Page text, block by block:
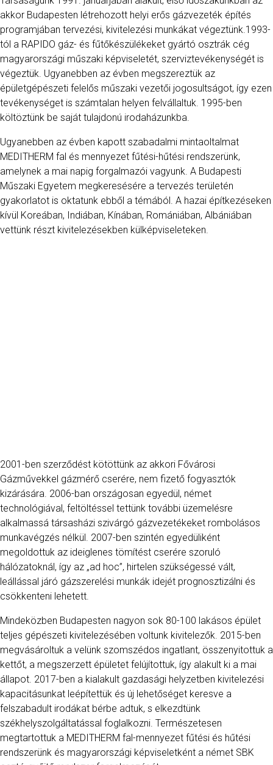
akkor Budapesten létrehozott helyi erős gázvezeték építés
programjában tervezési, kivitelezési munkákat végeztünk.1993-
tól a RAPIDO gáz- és fűtőkészülékeket gyártó osztrák cég
magyarországi műszaki képviseletét, szerviztevékenységét is
végeztük. Ugyanebben az évben megszereztük az
épületgépészeti felelős műszaki vezetői jogosultságot, így ezen
tevékenységet is számtalan helyen felvállaltuk. 1995-ben
költöztünk be saját tulajdonú irodaházunkba.
Ugyanebben az évben kapott szabadalmi mintaoltalmat
MEDITHERM fal és mennyezet fűtési-hűtési rendszerünk,
amelynek a mai napig forgalmazói vagyunk. A Budapesti
Műszaki Egyetem megkeresésére a tervezés területén
gyakorlatot is oktatunk ebből a témából. A hazai építkezéseken
kívül Koreában, Indiában, Kínában, Romániában, Albániában
vettünk részt kivitelezésekben külképviseleteken.
2001-ben szerződést kötöttünk az akkori Fővárosi
Gázművekkel gázmérő cserére, nem fizető fogyasztók
kizárására. 2006-ban országosan egyedül, német
technológiával, feltöltéssel tettünk további üzemelésre
alkalmassá társasházi szivárgó gázvezetékeket rombolásos
munkavégzés nélkül. 2007-ben szintén egyedüliként
megoldottuk az ideiglenes tömítést cserére szoruló
hálózatoknál, így az „ad hoc”, hirtelen szükségessé vált,
leállással járó gázszerelési munkák idejét prognosztizálni és
csökkenteni lehetett.
Mindeközben Budapesten nagyon sok 80-100 lakásos épület
teljes gépészeti kivitelezésében voltunk kivitelezők. 2015-ben
megvásároltuk a velünk szomszédos ingatlant, összenyitottuk a
kettőt, a megszerzett épületet felújítottuk, így alakult ki a mai
állapot. 2017-ben a kialakult gazdasági helyzetben kivitelezési
kapacitásunkat leépítettük és új lehetőséget keresve a
felszabadult irodákat bérbe adtuk, s elkezdtünk
székhelyszolgáltatással foglalkozni. Természetesen
megtartottuk a MEDITHERM fal-mennyezet fűtési és hűtési
rendszerünk és magyarországi képviseletként a német SBK